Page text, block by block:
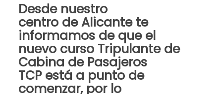
Desde nuestro
centro deAlicante te
informamos de que el
nuevo curso Tripulante de
Cabina de Pasajeros
TCPestá a punto de
comenzar, por lo